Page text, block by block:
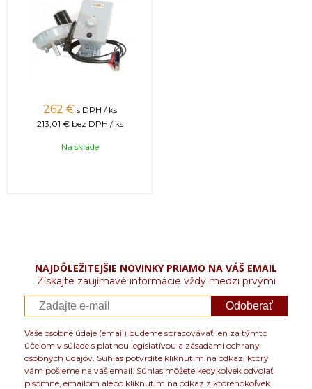
262 € s DPH / ks
213,01 € bez DPH / ks
Na sklade
NAJDÔLEŽITEJŠIE NOVINKY PRIAMO NA VÁŠ EMAIL
Získajte zaujímavé informácie vždy medzi prvými
Odoberať
Vaše osobné údaje (email) budeme spracovávať len za týmto
účelom v súlade s platnou legislatívou a zásadami ochrany
osobných údajov. Súhlas potvrdíte kliknutím na odkaz, ktorý
vám pošleme na váš email. Súhlas môžete kedykoľvek odvolať
písomne, emailom alebo kliknutím na odkaz z ktoréhokoľvek